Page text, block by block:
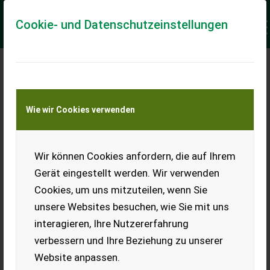
Cookie- und Datenschutzeinstellungen
Wie wir Cookies verwenden
Wir können Cookies anfordern, die auf Ihrem
Gerät eingestellt werden. Wir verwenden
Cookies, um uns mitzuteilen, wenn Sie
unsere Websites besuchen, wie Sie mit uns
interagieren, Ihre Nutzererfahrung
verbessern und Ihre Beziehung zu unserer
Website anpassen.
Meine Transportkostenanfrage
Transport von Land- und Baumaschinen –
KEINE Tiertransporte
Ladeort
Ort